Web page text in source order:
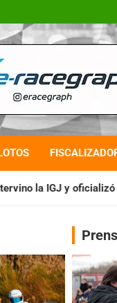
llamado a Asamblea